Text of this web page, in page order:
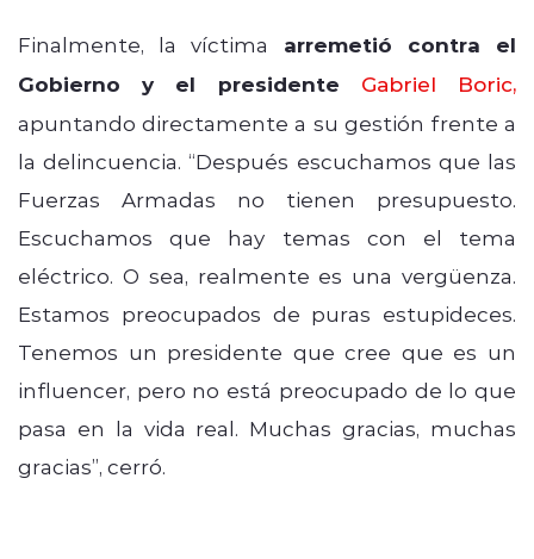
Finalmente, la víctima arremetió contra el
Gobierno y el presidente Gabriel Boric,
apuntando directamente a su gestión frente a
la delincuencia. “Después escuchamos que las
Fuerzas Armadas no tienen presupuesto.
Escuchamos que hay temas con el tema
eléctrico. O sea, realmente es una vergüenza.
Estamos preocupados de puras estupideces.
Tenemos un presidente que cree que es un
influencer, pero no está preocupado de lo que
pasa en la vida real. Muchas gracias, muchas
gracias”, cerró.